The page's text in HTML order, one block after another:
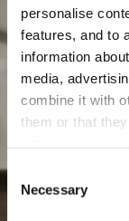
personalise
features, and to
information
media,
combine it with
them or that
Consent
Selection
Necessary